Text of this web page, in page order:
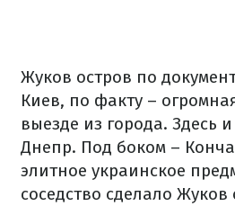
Жуков остров по
Киев, по факту –
выезде из города. Здесь
Днепр. Под боком –
элитное украинское
соседство сделало